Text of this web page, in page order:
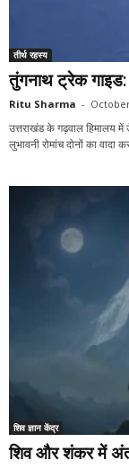
तीर्थ रहस्य
तुंगनाथ ट्रेक गाइड:
Ritu Sharma -
उत्तराखंड के गढ़वाल हिमालय
लुभावनी रोमांच दोनों का वादा
शिव ज्ञान केंद्र
शिव और शंकर में